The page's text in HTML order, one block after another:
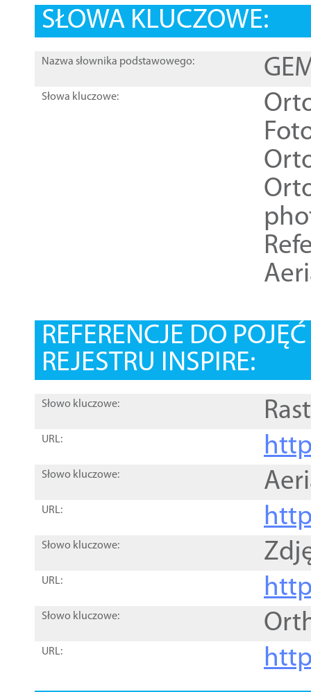
SŁOWA KLUCZOWE:
Nazwa słownika podstawowego:
Słowa kluczowe:
REFERENCJE DO
REJESTRU INSPIRE:
Słowo kluczowe:
URL:
Słowo kluczowe:
URL:
Słowo kluczowe:
URL:
Słowo kluczowe:
URL: